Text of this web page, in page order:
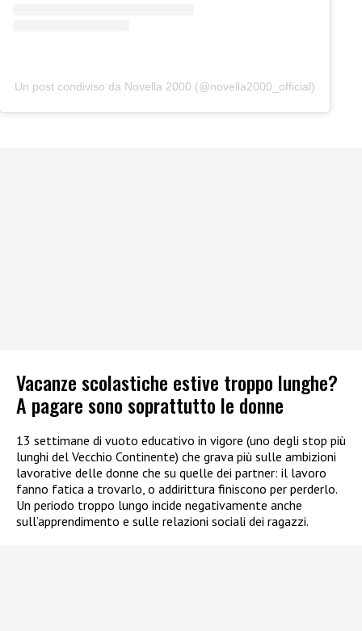
Un post condiviso da Novella 2000 (@novella2000_official)
Vacanze scolastiche estive troppo lunghe?
A pagare sono soprattutto le donne
13 settimane di vuoto educativo in vigore (uno degli stop più
lunghi del Vecchio Continente) che grava più sulle ambizioni
lavorative delle donne che su quelle dei partner: il lavoro
fanno fatica a trovarlo, o addirittura finiscono per perderlo.
Un periodo troppo lungo incide negativamente anche
sull’apprendimento e sulle relazioni sociali dei ragazzi.